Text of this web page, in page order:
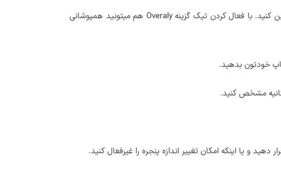
با استفاده از قسمت size میتونید اندازه پنجره را بر حسب درصدی انتخاب کنید و سپس حداقل و حداکثر اندازه را برای نمایش پنجره پاپ آپ در وردپرس تعیین کنید. با فعال کردن تیک گزینه Overaly هم میتونید همپوشانی
اپ خودتون بدهید.
مشخص کنید.
و یا اینکه امکان تغییر اندازه پنجره را غیرفعال کنید.